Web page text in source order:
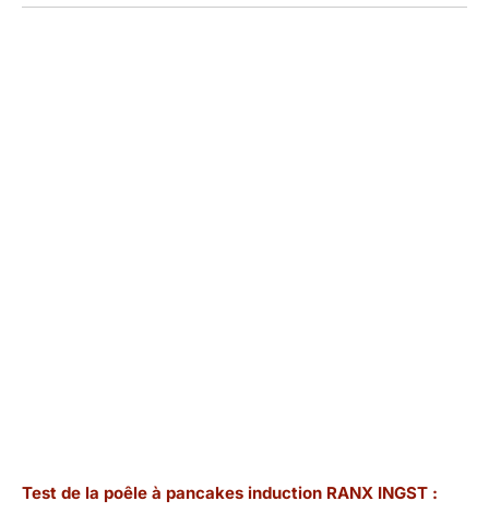
Test de la poêle à pancakes induction RANX INGST :